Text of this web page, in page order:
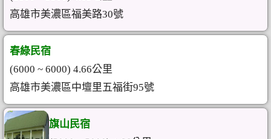
高雄市美濃區福美路30號
春綠民宿
(6000 ~ 6000) 4.66公里
高雄市美濃區中壇里五福街95號
旗山民宿